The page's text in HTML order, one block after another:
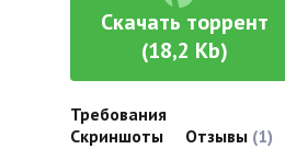
Скачать торрент
(18,2 Kb)
Требования
Скриншоты
Отзывы (1)